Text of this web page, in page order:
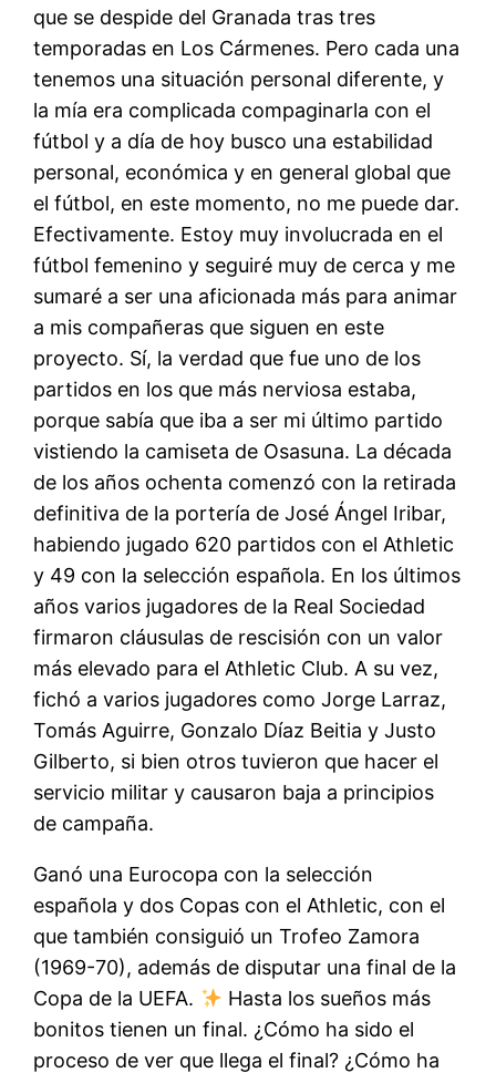
que se despide del Granada tras tres
temporadas en Los Cármenes. Pero cada una
tenemos una situación personal diferente, y
la mía era complicada compaginarla con el
fútbol y a día de hoy busco una estabilidad
personal, económica y en general global que
el fútbol, en este momento, no me puede dar.
Efectivamente. Estoy muy involucrada en el
fútbol femenino y seguiré muy de cerca y me
sumaré a ser una aficionada más para animar
a mis compañeras que siguen en este
proyecto. Sí, la verdad que fue uno de los
partidos en los que más nerviosa estaba,
porque sabía que iba a ser mi último partido
vistiendo la camiseta de Osasuna. La década
de los años ochenta comenzó con la retirada
definitiva de la portería de José Ángel Iribar,
habiendo jugado 620 partidos con el Athletic
y 49 con la selección española. En los últimos
años varios jugadores de la Real Sociedad
firmaron cláusulas de rescisión con un valor
más elevado para el Athletic Club. A su vez,
fichó a varios jugadores como Jorge Larraz,
Tomás Aguirre, Gonzalo Díaz Beitia y Justo
Gilberto, si bien otros tuvieron que hacer el
servicio militar y causaron baja a principios
de campaña.
Ganó una Eurocopa con la selección
española y dos Copas con el Athletic, con el
que también consiguió un Trofeo Zamora
(1969-70), además de disputar una final de la
Copa de la UEFA.
Hasta los sueños más
bonitos tienen un final. ¿Cómo ha sido el
proceso de ver que llega el final? ¿Cómo ha